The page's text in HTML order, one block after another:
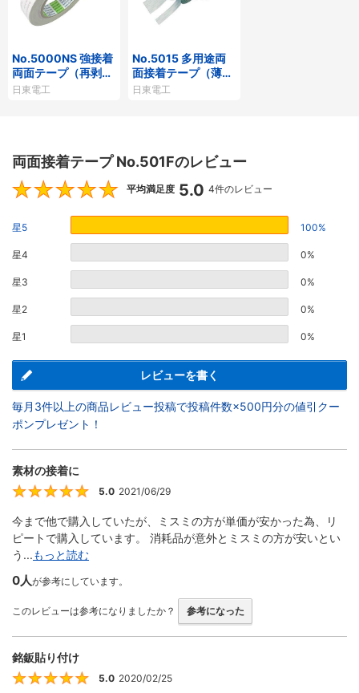
No.5000NS 強接着
両面テープ（再剥離
タイプ）
日東電工
No.5015 多用途両
面接着テープ（薄手
強粘着）
日東電工
両面接着テープ No.501Fのレビュー
5
平均満足度 5.0 4件のレビュー
星5 100%
星4 0%
星3 0%
星2 0%
星1 0%
レビューを書く
毎月3件以上の商品レビュー投稿で投稿件数×500円分の値引クー
ポンプレゼント！
素材の接着に
5
5.0 2021/06/29
今まで他で購入していたが、ミスミの方が単価が安かった為、リ
ピートで購入しています。 消耗品が意外とミスミの方が安いとい
う...もっと読む
0人が参考にしています。
このレビューは参考になりましたか？ 参考になった
銘鈑貼り付け
5
5.0 2020/02/25